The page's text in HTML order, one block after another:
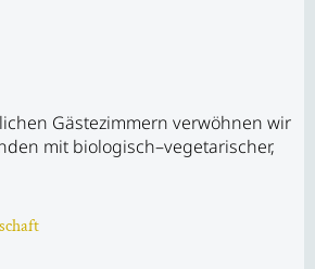
Gästezimmern verwöhnen wir
mit biologisch–vegetarischer,